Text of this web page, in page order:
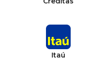
Itaú